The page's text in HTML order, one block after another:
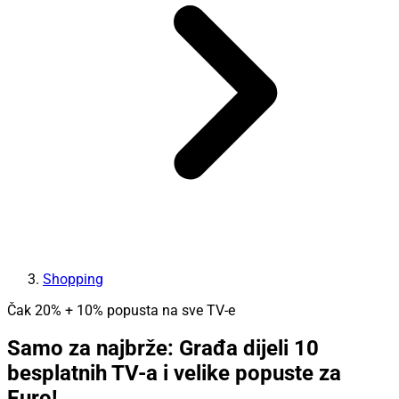
Shopping
Čak 20% + 10% popusta na sve TV-e
Samo za najbrže: Građa dijeli 10
besplatnih TV-a i velike popuste za